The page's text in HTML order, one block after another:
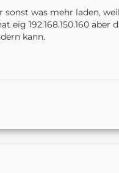
sonst was mehr laden,
eig 192.168.150.160 aber
kann.